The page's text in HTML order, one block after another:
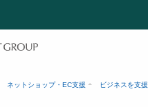
ネットショップ・EC支援 ビジネスを支援